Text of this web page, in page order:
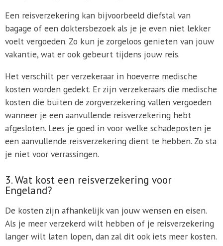
Een reisverzekering kan bijvoorbeeld diefstal van
bagage of een doktersbezoek als je je even niet lekker
voelt vergoeden. Zo kun je zorgeloos genieten van jouw
vakantie, wat er ook gebeurt tijdens jouw reis.
Het verschilt per verzekeraar in hoeverre medische
kosten worden gedekt. Er zijn verzekeraars die medische
kosten die buiten de zorgverzekering vallen vergoeden
wanneer je een aanvullende reisverzekering hebt
afgesloten. Lees je goed in voor welke schadeposten je
een aanvullende reisverzekering dient te hebben. Zo sta
je niet voor verrassingen.
3. Wat kost een reisverzekering voor
Engeland?
De kosten zijn afhankelijk van jouw wensen en eisen.
Als je meer verzekerd wilt hebben of je reisverzekering
langer wilt laten lopen, dan zal dit ook iets meer kosten.